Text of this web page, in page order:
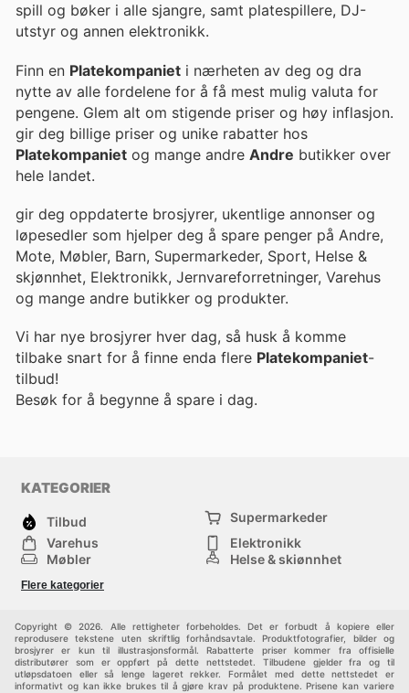
spill og bøker i alle sjangre, samt platespillere, DJ-
utstyr og annen elektronikk.
Finn en Platekompaniet i nærheten av deg og dra
nytte av alle fordelene for å få mest mulig valuta for
pengene. Glem alt om stigende priser og høy inflasjon.
gir deg billige priser og unike rabatter hos
Platekompaniet og mange andre Andre butikker over
hele landet.
gir deg oppdaterte brosjyrer, ukentlige annonser og
løpesedler som hjelper deg å spare penger på Andre,
Mote, Møbler, Barn, Supermarkeder, Sport, Helse &
skjønnhet, Elektronikk, Jernvareforretninger, Varehus
og mange andre butikker og produkter.
Vi har nye brosjyrer hver dag, så husk å komme
tilbake snart for å finne enda flere Platekompaniet-
tilbud!
Besøk for å begynne å spare i dag.
KATEGORIER
Tilbud
Supermarkeder
Varehus
Elektronikk
Møbler
Helse & skjønnhet
Sport
Flere kategorier
Copyright © 2026. Alle rettigheter forbeholdes. Det er forbudt å kopiere eller
reprodusere tekstene uten skriftlig forhåndsavtale. Produktfotografier, bilder og
brosjyrer er kun til illustrasjonsformål. Rabatterte priser kommer fra offisielle
distributører som er oppført på dette nettstedet. Tilbudene gjelder fra og til
utløpsdatoen eller så lenge lageret rekker. Formålet med dette nettstedet er
informativt og kan ikke brukes til å gjøre krav på produktene. Prisene kan variere